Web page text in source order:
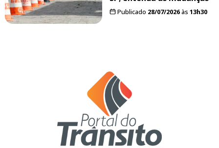
Publicado 28/07/2026às 13h30